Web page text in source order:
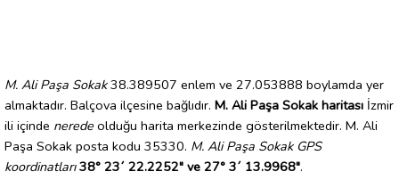
M. Ali Paşa Sokak38.389507 enlem ve 27.053888 boylamda yer
almaktadır. Balçova ilçesine bağlıdır. M. Ali Paşa Sokak haritası İzmir
ili içinde nerede olduğu harita merkezinde gösterilmektedir. M. Ali
Paşa Sokak posta kodu 35330. M. Ali Paşa Sokak GPS
koordinatları 38° 23´ 22.2252" ve 27° 3´ 13.9968".